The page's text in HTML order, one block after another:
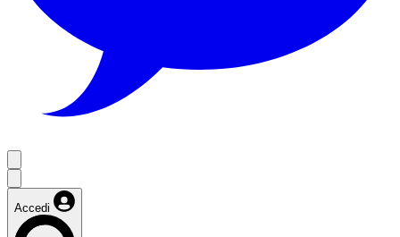
Accedi